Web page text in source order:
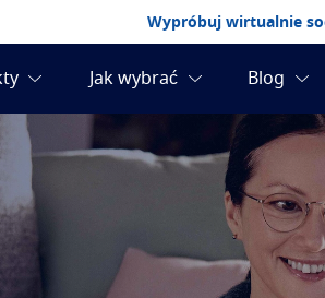
Wypróbuj wirtualnie